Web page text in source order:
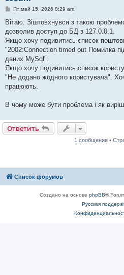
С
о
щ
е
и
е
Пт май 15, 2026 8:29 am
Вітаю. Зіштовхнувся з такою
дозволив доступ до БД з 127.0.0.1.
Якщо хочу подивитись список
"2002:Connection timed out Помилка
даних MySql".
Якщо хочу подивитись список
"Не додано жодного користувача".
працюють.
В чому може бути проблема і як
Ответить
1 сообщение •
Список форумов
Создано на основе phpBB®
Русская